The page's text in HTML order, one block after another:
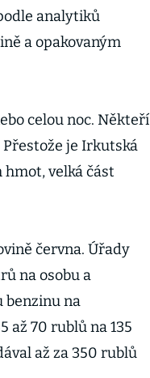
analytiků
a opakovaným
celou noc. Někteří
je Irkutská
velká část
června. Úřady
na osobu a
benzinu na
až 70 rublů na 135
až za 350 rublů